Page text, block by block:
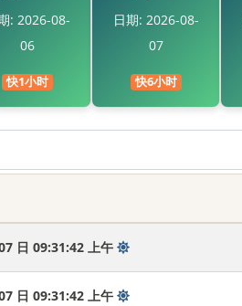
: 2026-08-
06
快1小时
日期: 2026-08-
07
快6小时
日 09:31:43 上午
日 09:31:43 上午